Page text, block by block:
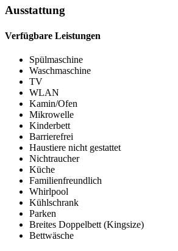
Ausstattung
Verfügbare Leistungen
Spülmaschine
Waschmaschine
TV
WLAN
Kamin/Ofen
Mikrowelle
Kinderbett
Barrierefrei
Haustiere nicht gestattet
Nichtraucher
Küche
Familienfreundlich
Whirlpool
Kühlschrank
Parken
Breites Doppelbett (Kingsize)
Bettwäsche